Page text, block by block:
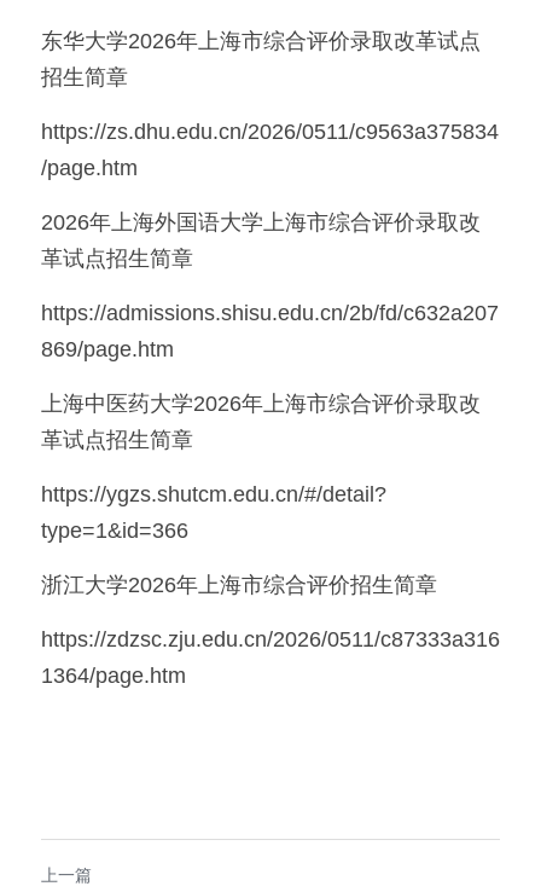
东华大学2026年上海市综合评价录取改革试点
招生简章
https://zs.dhu.edu.cn/2026/0511/c9563a375834
/page.htm
2026年上海外国语大学上海市综合评价录取改
革试点招生简章
https://admissions.shisu.edu.cn/2b/fd/c632a207
869/page.htm
上海中医药大学2026年上海市综合评价录取改
革试点招生简章
https://ygzs.shutcm.edu.cn/#/detail?
type=1&id=366
浙江大学2026年上海市综合评价招生简章
https://zdzsc.zju.edu.cn/2026/0511/c87333a316
1364/page.htm
上一篇